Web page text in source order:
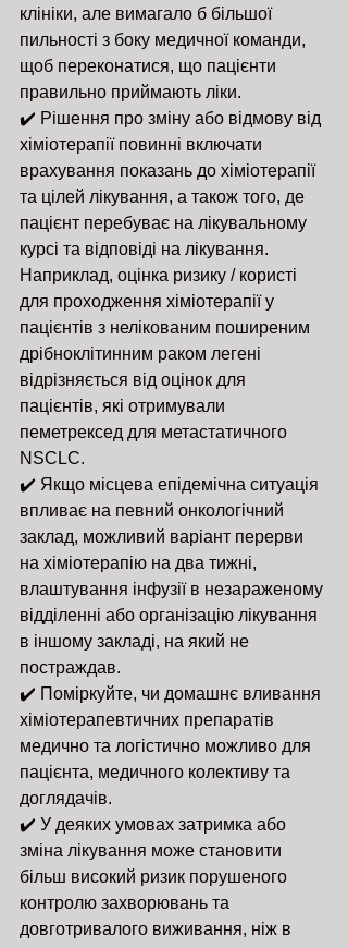
клініки, але вимагало б більшої
пильності з боку медичної команди,
щоб переконатися, що пацієнти
правильно приймають ліки.
✔️ Рішення про зміну або відмову від
хіміотерапії повинні включати
врахування показань до хіміотерапії
та цілей лікування, а також того, де
пацієнт перебуває на лікувальному
курсі та відповіді на лікування.
Наприклад, оцінка ризику / користі
для проходження хіміотерапії у
пацієнтів з нелікованим поширеним
дрібноклітинним раком легені
відрізняється від оцінок для
пацієнтів, які отримували
пеметрексед для метастатичного
NSCLC.
✔️ Якщо місцева епідемічна ситуація
впливає на певний онкологічний
заклад, можливий варіант перерви
на хіміотерапію на два тижні,
влаштування інфузії в незараженому
відділенні або організацію лікування
в іншому закладі, на який не
постраждав.
✔️ Поміркуйте, чи домашнє вливання
хіміотерапевтичних препаратів
медично та логістично можливо для
пацієнта, медичного колективу та
доглядачів.
✔️ У деяких умовах затримка або
зміна лікування може становити
більш високий ризик порушеного
контролю захворювань та
довготривалого виживання, ніж в